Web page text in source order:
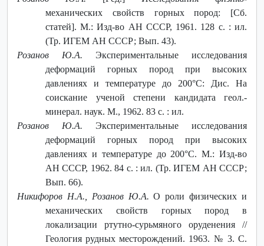
механических свойств горных пород: [Сб.
статей]. М.: Изд-во АН СССР, 1961. 128 с. : ил.
(Тр. ИГЕМ АН СССР; Вып. 43).
Розанов Ю.А. Экспериментальные исследования
деформаций горных пород при высоких
давлениях и температуре до 200°С: Дис. На
соискание ученой степени кандидата геол.-
минерал. наук. М., 1962. 83 с. : ил.
Розанов Ю.А. Экспериментальные исследования
деформаций горных пород при высоких
давлениях и температуре до 200°С. М.: Изд-во
АН СССР, 1962. 84 с. : ил. (Тр. ИГЕМ АН СССР;
Вып. 66).
Никифоров Н.А., Розанов Ю.А. О роли физических и
механических свойств горных пород в
локализации ртутно-сурьмяного оруденения //
Геология рудных месторождений. 1963. № 3. С.